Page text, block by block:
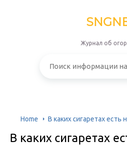
Журнал об
Home В каких сигаретах есть
В каких сигаретах